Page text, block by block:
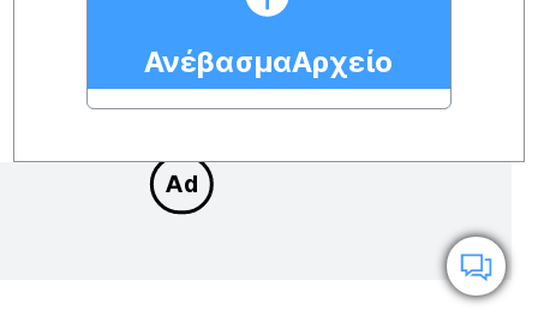
ΑνέβασμαΑρχείο